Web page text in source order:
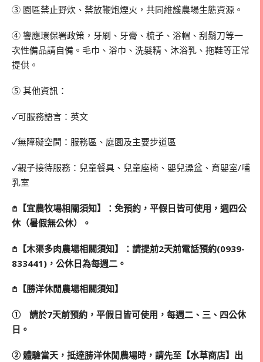
➂ 園區禁止野炊、禁放鞭炮煙火，共同維護農場生態資源。
➃ 響應環保署政策，牙刷、牙膏、梳子、浴帽、刮鬍刀等一
次性備品請自備。毛巾、浴巾、洗髮精、沐浴乳、拖鞋等正常
提供。
➄ 其他資訊：
✓可服務語言：英文
✓無障礙空間：服務區、庭園及主要步道區
✓親子接待服務：兒童餐具、兒童座椅、嬰兒澡盆、育嬰室/哺
乳室
𖤘【宜農牧場相關須知】：免預約，平假日皆可使用，週四公
休（暑假無公休）。
𖤘【木渠多肉農場相關須知】：請提前2天前電話預約(0939-
833441)，公休日為每週二。
𖤘【勝洋休閒農場相關須知】
➀ 請於7天前預約，平假日皆可使用，每週二、三、四公休
日。
➁ 體驗當天，抵達勝洋休閒農場時，請先至【水草商店】出